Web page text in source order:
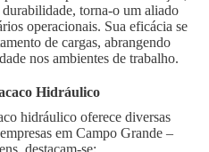
torna-o um aliado
operacionais. Sua eficácia se
de cargas, abrangendo
nos ambientes de trabalho.
Hidráulico
hidráulico oferece diversas
em Campo Grande –